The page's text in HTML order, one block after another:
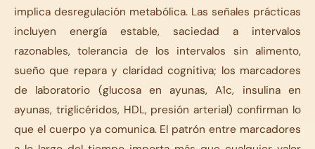
implica desregulación metabólica. Las señales prácticas
incluyen energía estable, saciedad a intervalos
razonables, tolerancia de los intervalos sin alimento,
sueño que repara y claridad cognitiva; los marcadores
de laboratorio (glucosa en ayunas, A1c, insulina en
ayunas, triglicéridos, HDL, presión arterial) confirman lo
que el cuerpo ya comunica. El patrón entre marcadores